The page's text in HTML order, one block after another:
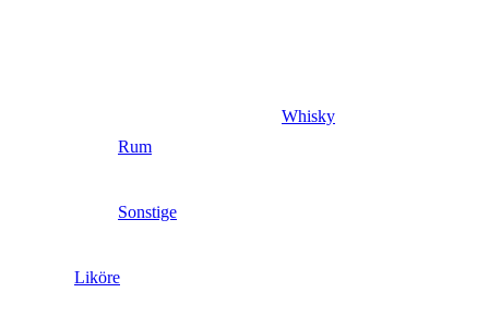
Whisky
Rum
Sonstige
Liköre